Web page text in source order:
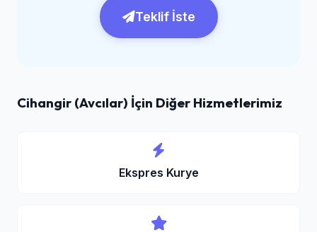
Teklif İste
Cihangir (Avcılar) İçin Diğer Hizmetlerimiz
Ekspres Kurye